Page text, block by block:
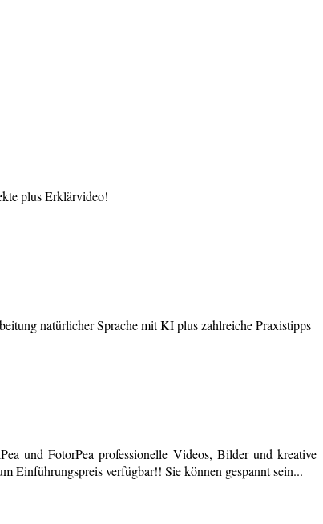
plus Erklärvideo!
natürlicher Sprache mit KI plus zahlreiche Praxistipps
und FotorPea professionelle Videos, Bilder und kreative
Einführungspreis verfügbar!! Sie können gespannt sein...